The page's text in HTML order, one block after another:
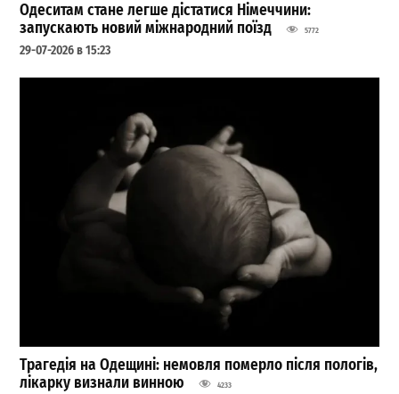
Одеситам стане легше дістатися Німеччини:
запускають новий міжнародний поїзд
5772
29-07-2026 в 15:23
Трагедія на Одещині: немовля померло після пологів,
лікарку визнали винною
4233